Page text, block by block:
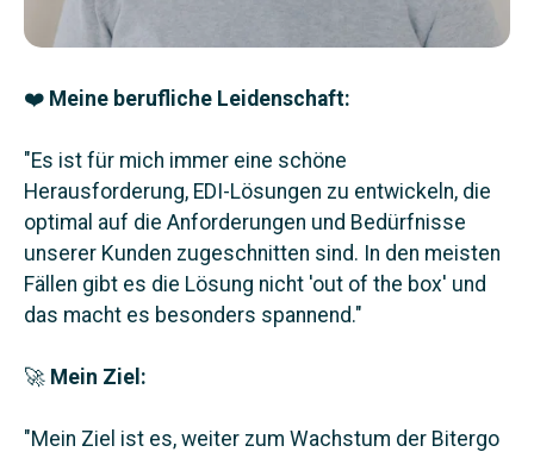
❤️ Meine berufliche Leidenschaft:
"Es ist für mich immer eine schöne
Herausforderung, EDI-Lösungen zu entwickeln, die
optimal auf die Anforderungen und Bedürfnisse
unserer Kunden zugeschnitten sind. In den meisten
Fällen gibt es die Lösung nicht 'out of the box' und
das macht es besonders spannend."
🚀 Mein Ziel:
"Mein Ziel ist es, weiter zum Wachstum der Bitergo